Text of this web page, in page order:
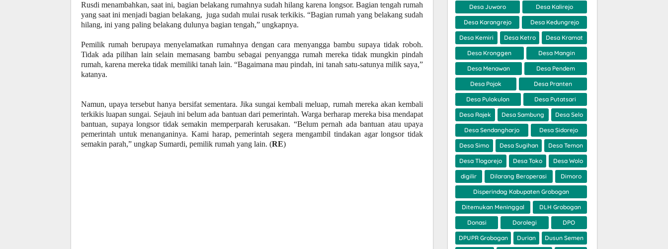
Rusdi menambahkan, saat ini, bagian belakang rumahnya sudah hilang karena longsor. Bagian tengah rumah
yang saat ini menjadi bagian belakang, juga sudah mulai rusak terkikis. “Bagian rumah yang belakang sudah
hilang, ini yang paling belakang dulunya bagian tengah,” ungkapnya.
Pemilik rumah berupaya menyelamatkan rumahnya dengan cara menyangga bambu supaya tidak roboh.
Tidak ada pilihan lain selain memasang bambu sebagai penyangga rumah mereka tidak mungkin pindah
rumah, karena mereka tidak memiliki tanah lain. “Bagaimana mau pindah, ini tanah satu-satunya milik saya,”
katanya.
Namun, upaya tersebut hanya bersifat sementara. Jika sungai kembali meluap, rumah mereka akan kembali
terkikis luapan sungai. Sejauh ini belum ada bantuan dari pemerintah. Warga berharap mereka bisa mendapat
bantuan, supaya longsor tidak semakin memperparah kerusakan. “Belum pernah ada bantuan atau upaya
pemerintah untuk menanganinya. Kami harap, pemerintah segera mengambil tindakan agar longsor tidak
semakin parah,” ungkap Sumardi, pemilik rumah yang lain. (RE)
Desa Juworo Desa Kalirejo
Desa Karangrejo Desa Kedungrejo
Desa Kemiri Desa Ketro Desa Kramat
Desa Kronggen Desa Mangin
Desa Menawan Desa Pendem
Desa Pojok Desa Pranten
Desa Pulokulon Desa Putatsari
Desa Rajek Desa Sambung Desa Selo
Desa Sendangharjo Desa Sidorejo
Desa Simo Desa Sugihan Desa Temon
Desa Tlogorejo Desa Toko Desa Wolo
digilir Dilarang Beroperasi Dimoro
Disperindag Kabupaten Grobogan
Ditemukan Meninggal DLH Grobogan
Donasi Dorolegi DPO
DPUPR Grobogan Durian Dusun Semen